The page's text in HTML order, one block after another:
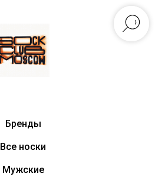
Бренды
Все носки
Мужские